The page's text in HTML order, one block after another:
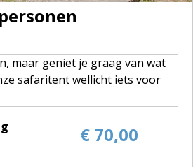
maar geniet je graag van wat
safaritent wellicht iets voor
ingericht voor 4 personen. Op
te huur.
€ 70,00